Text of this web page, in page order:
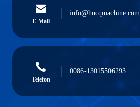
E-Mail
info@hncqmachine.com
Telefon
0086-13015506293